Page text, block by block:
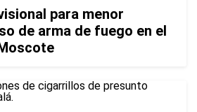
para menor
de arma de fuego en el